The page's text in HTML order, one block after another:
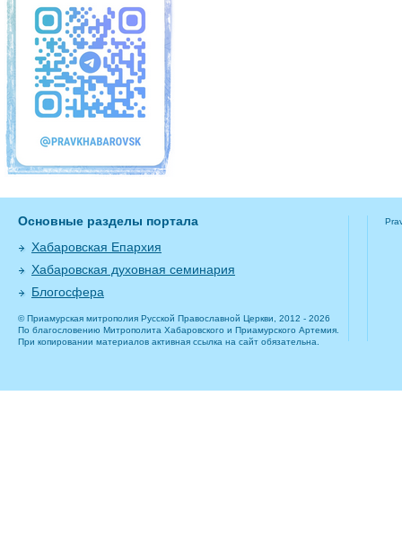
Основные разделы портала
Хабаровская Епархия
Хабаровская духовная семинария
Блогосфера
© Приамурская митрополия Русской Православной Церкви, 2012 - 2026
По благословению Митрополита Хабаровского и Приамурского Артемия.
При копировании материалов активная ссылка на сайт обязательна.